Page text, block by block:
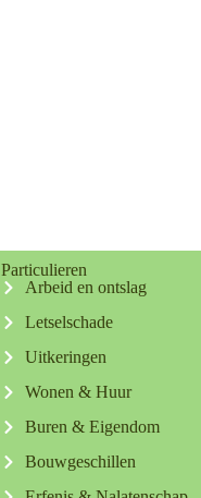
Particulieren
Arbeid en ontslag
Letselschade
Uitkeringen
Wonen & Huur
Buren & Eigendom
Bouwgeschillen